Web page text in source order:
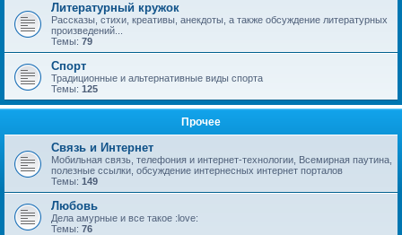
Литературный кружок
Рассказы, стихи, креативы, анекдоты, а также обсуждение литературных
произведений...
Темы: 79
Спорт
Традиционные и альтернативные виды спорта
Темы: 125
Прочее
Связь и Интернет
Мобильная связь, телефония и интернет-технологии, Всемирная паутина,
полезные ссылки, обсуждение интернесных интернет порталов
Темы: 149
Любовь
Дела амурные и все такое :love:
Темы: 76